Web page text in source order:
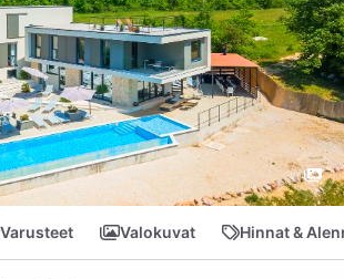
Varusteet Valokuvat Hinnat &